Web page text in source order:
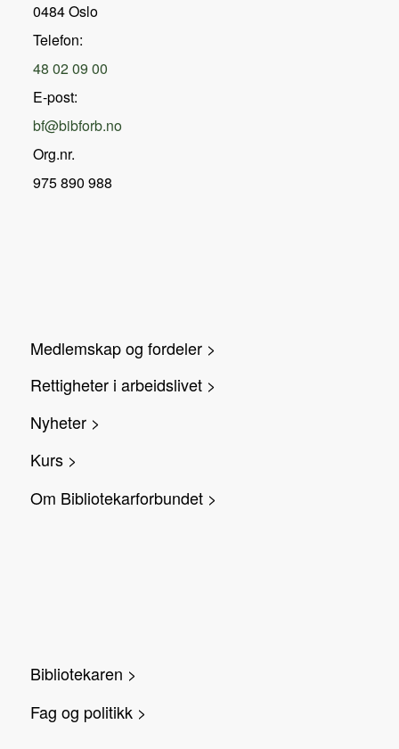
0484 Oslo
Telefon:
48 02 09 00
E-post:
bf@bibforb.no
Org.nr.
975 890 988
Medlemskap og fordeler >
Rettigheter i arbeidslivet >
Nyheter >
Kurs >
Om Bibliotekarforbundet >
Bibliotekaren >
Fag og politikk >